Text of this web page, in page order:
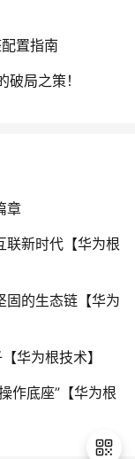
置指南
局之策！
章
联新时代【华为根
固的生态链【华为
华为根技术】
作底座”【华为根